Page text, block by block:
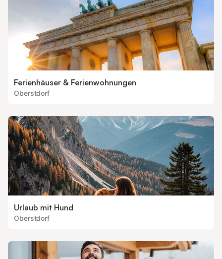
Ferienhäuser & Ferienwohnungen
Oberstdorf
Urlaub mit Hund
Oberstdorf